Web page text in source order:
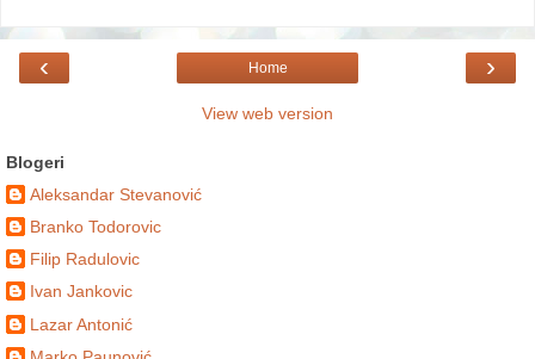
‹ ›
Home
View web version
Blogeri
Aleksandar Stevanović
Branko Todorovic
Filip Radulovic
Ivan Jankovic
Lazar Antonić